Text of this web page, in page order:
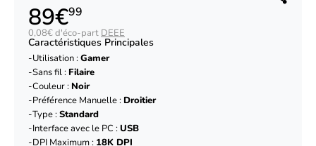
89€99
0,08€ d'éco-part DEEE
Caractéristiques Principales
Utilisation :Gamer
Sans fil : Filaire
Couleur : Noir
Préférence Manuelle : Droitier
Type :Standard
Interface avec le PC :USB
DPI Maximum : 18K DPI